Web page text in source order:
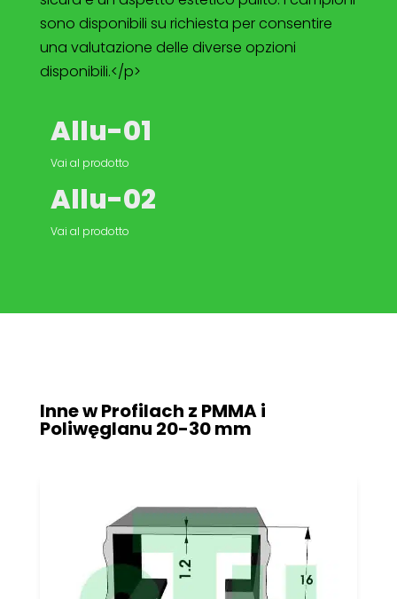
sono disponibili su richiesta per consentire
una valutazione delle diverse opzioni
disponibili.</p>
Allu-01
Vai al prodotto
Allu-02
Vai al prodotto
Inne w Profilach z PMMA i
Poliwęglanu 20-30 mm